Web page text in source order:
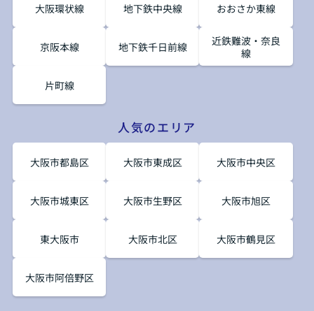
大阪環状線 地下鉄中央線 おおさか東線
京阪本線 地下鉄千日前線
近鉄難波・奈良
線
片町線
人気のエリア
大阪市都島区 大阪市東成区 大阪市中央区
大阪市城東区 大阪市生野区 大阪市旭区
東大阪市 大阪市北区 大阪市鶴見区
大阪市阿倍野区